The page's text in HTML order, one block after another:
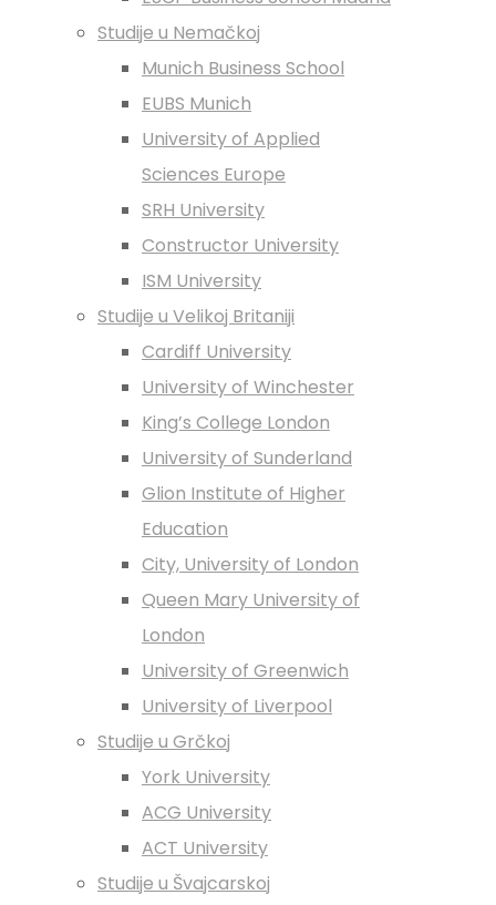
Studije u Nemačkoj
Munich Business School
EUBS Munich
University of Applied
Sciences Europe
SRH University
Constructor University
ISM University
Studije u Velikoj Britaniji
Cardiff University
University of Winchester
King’s College London
University of Sunderland
Glion Institute of Higher
Education
City, University of London
Queen Mary University of
London
University of Greenwich
University of Liverpool
Studije u Grčkoj
York University
ACG University
ACT University
Studije u Švajcarskoj